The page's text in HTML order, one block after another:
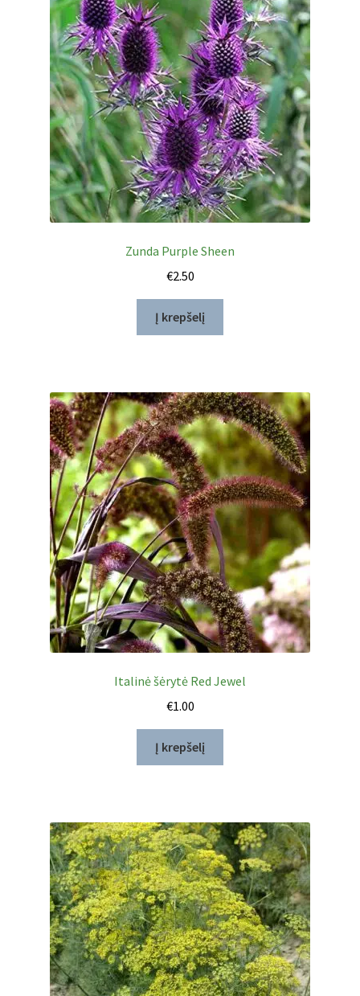
Zunda Purple Sheen
€2.50
Į krepšelį
Italinė šėrytė Red Jewel
€1.00
Į krepšelį